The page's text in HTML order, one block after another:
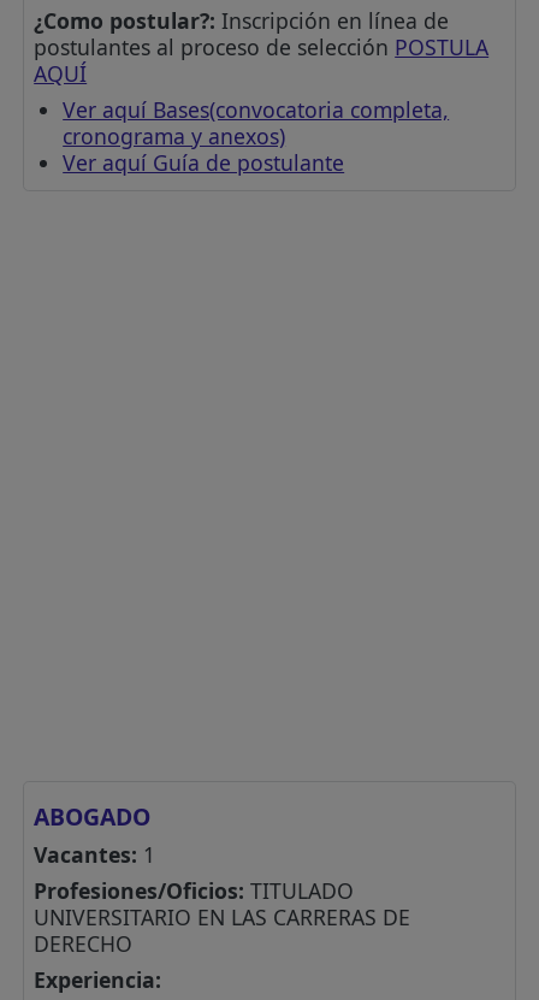
¿Como postular?: Inscripción en línea de
postulantes al proceso de selección POSTULA
AQUÍ
Ver aquí Bases(convocatoria completa,
cronograma y anexos)
Ver aquí Guía de postulante
ABOGADO
Vacantes: 1
Profesiones/Oficios: TITULADO
UNIVERSITARIO EN LAS CARRERAS DE
DERECHO
Experiencia: